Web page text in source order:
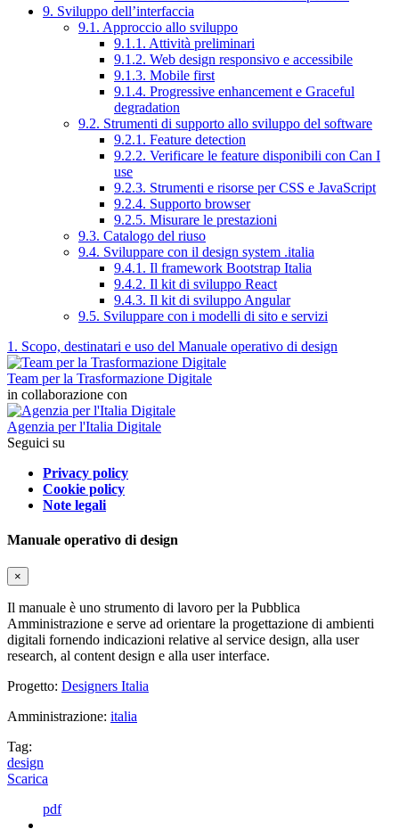
9. Sviluppo dell’interfaccia
9.1. Approccio allo sviluppo
9.1.1. Attività preliminari
9.1.2. Web design responsivo e accessibile
9.1.3. Mobile first
9.1.4. Progressive enhancement e Graceful
degradation
9.2. Strumenti di supporto allo sviluppo del software
9.2.1. Feature detection
9.2.2. Verificare le feature disponibili con Can I
use
9.2.3. Strumenti e risorse per CSS e JavaScript
9.2.4. Supporto browser
9.2.5. Misurare le prestazioni
9.3. Catalogo del riuso
9.4. Sviluppare con il design system .italia
9.4.1. Il framework Bootstrap Italia
9.4.2. Il kit di sviluppo React
9.4.3. Il kit di sviluppo Angular
9.5. Sviluppare con i modelli di sito e servizi
1. Scopo, destinatari e uso del Manuale operativo di design
Team per la Trasformazione Digitale
in collaborazione con
Agenzia per l'Italia Digitale
Seguici su
Privacy policy
Cookie policy
Note legali
Manuale operativo di design
×
Il manuale è uno strumento di lavoro per la Pubblica
Amministrazione e serve ad orientare la progettazione di ambienti
digitali fornendo indicazioni relative al service design, alla user
research, al content design e alla user interface.
Progetto: Designers Italia
Amministrazione: italia
Tag:
design
Scarica
pdf